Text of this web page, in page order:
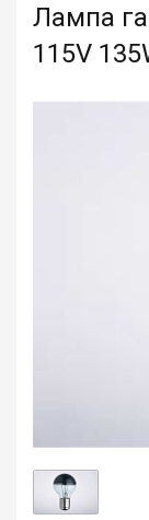
Лампа
115V